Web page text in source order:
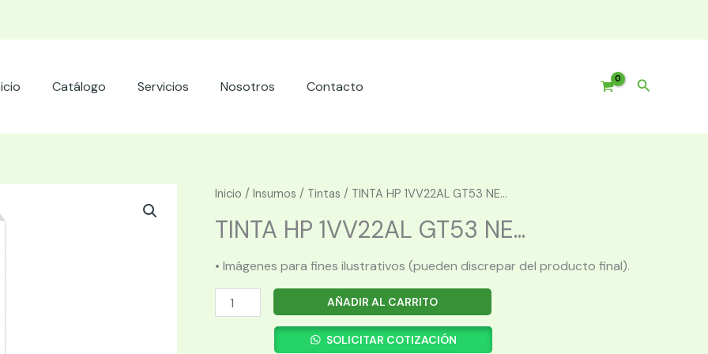
Catálogo Servicios Nosotros Contacto Buscar
Inicio / Insumos / Tintas / TINTA HP 1VV22AL GT53 NE...
TINTA HP 1VV22AL GT53 NE...
• Imágenes para fines ilustrativos (pueden discrepar del producto final).
TINTA
HP
AÑADIR AL CARRITO
SOLICITAR COTIZACIÓN